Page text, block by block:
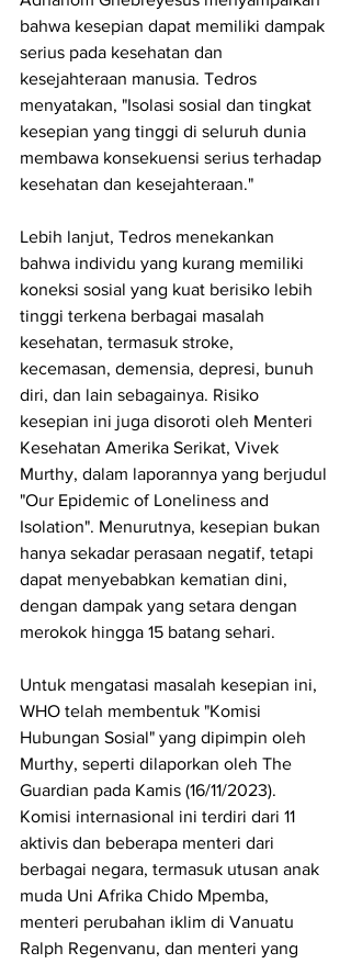
bahwa kesepian dapat memiliki dampak
serius pada kesehatan dan
kesejahteraan manusia. Tedros
menyatakan, "Isolasi sosial dan tingkat
kesepian yang tinggi di seluruh dunia
membawa konsekuensi serius terhadap
kesehatan dan kesejahteraan."
Lebih lanjut, Tedros menekankan
bahwa individu yang kurang memiliki
koneksi sosial yang kuat berisiko lebih
tinggi terkena berbagai masalah
kesehatan, termasuk stroke,
kecemasan, demensia, depresi, bunuh
diri, dan lain sebagainya. Risiko
kesepian ini juga disoroti oleh Menteri
Kesehatan Amerika Serikat, Vivek
Murthy, dalam laporannya yang berjudul
"Our Epidemic of Loneliness and
Isolation". Menurutnya, kesepian bukan
hanya sekadar perasaan negatif, tetapi
dapat menyebabkan kematian dini,
dengan dampak yang setara dengan
merokok hingga 15 batang sehari.
Untuk mengatasi masalah kesepian ini,
WHO telah membentuk "Komisi
Hubungan Sosial" yang dipimpin oleh
Murthy, seperti dilaporkan oleh The
Guardian pada Kamis (16/11/2023).
Komisi internasional ini terdiri dari 11
aktivis dan beberapa menteri dari
berbagai negara, termasuk utusan anak
muda Uni Afrika Chido Mpemba,
menteri perubahan iklim di Vanuatu
Ralph Regenvanu, dan menteri yang